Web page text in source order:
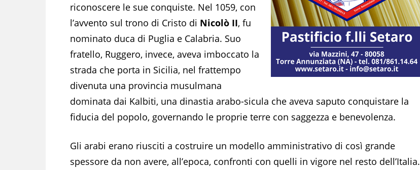
riconoscere le sue conquiste. Nel 1059, con
l’avvento sul trono di Cristo di Nicolò II, fu
nominato duca di Puglia e Calabria. Suo
fratello, Ruggero, invece, aveva imboccato la
strada che porta in Sicilia, nel frattempo
divenuta una provincia musulmana
dominata dai Kalbiti, una dinastia arabo-sicula che aveva saputo conquistare la
fiducia del popolo, governando le proprie terre con saggezza e benevolenza.
Gli arabi erano riusciti a costruire un modello amministrativo di così grande
spessore da non avere, all’epoca, confronti con quelli in vigore nel resto dell’Italia.